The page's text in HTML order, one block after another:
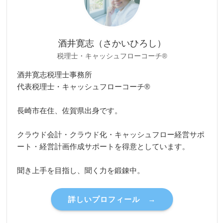
酒井寛志（さかいひろし）
税理士・キャッシュフローコーチ®
酒井寛志税理士事務所
代表税理士・キャッシュフローコーチ®
長崎市在住、佐賀県出身です。
クラウド会計・クラウド化・キャッシュフロー経営サポ
ート・経営計画作成サポートを得意としています。
聞き上手を目指し、聞く力を鍛錬中。
詳しいプロフィール →